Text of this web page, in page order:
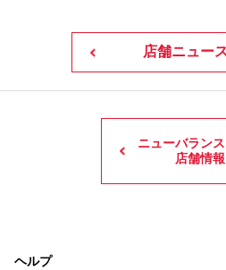
店舗ニュー
ニューバラン
店舗情報
ヘルプ